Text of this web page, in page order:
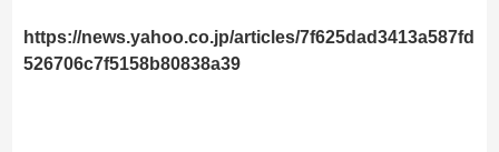
https://news.yahoo.co.jp/articles/7f625dad3413a587fd
526706c7f5158b80838a39